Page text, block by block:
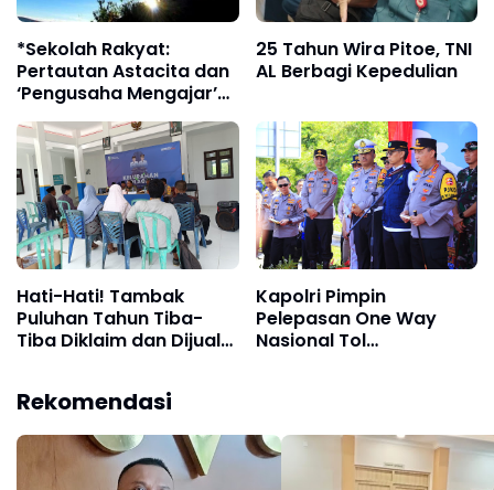
*Sekolah Rakyat:
Pertautan Astacita dan
‘Pengusaha Mengajar’
APINDO*
25 Tahun Wira Pitoe, TNI
AL Berbagi Kepedulian
Hati-Hati! Tambak
Puluhan Tahun Tiba-
Tiba Diklaim dan Dijual
Kapolri Pimpin
Pelepasan One Way
Nasional Tol
Rekomendasi